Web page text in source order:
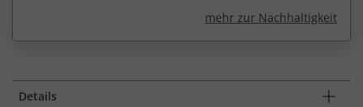
mehr zur Nachhaltigkeit
Details